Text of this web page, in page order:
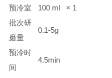
预冷室
100 ml × 1
批次研
磨量
0.1-5g
预冷时
间
4.5min